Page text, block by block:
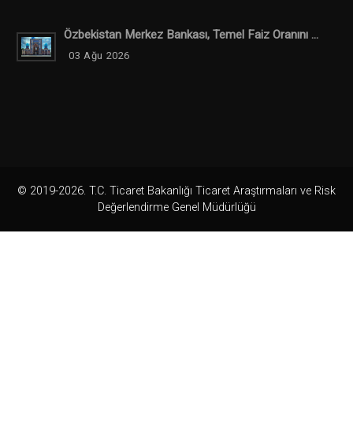
Özbekistan Merkez Bankası, Temel Faiz Oranını ...
03 Ağu 2026
© 2019-2026. T.C. Ticaret Bakanlığı Ticaret Araştırmaları ve Risk
Değerlendirme Genel Müdürlüğü